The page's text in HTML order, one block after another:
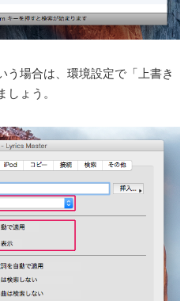
う場合は、環境設定で「上書き
ょう。